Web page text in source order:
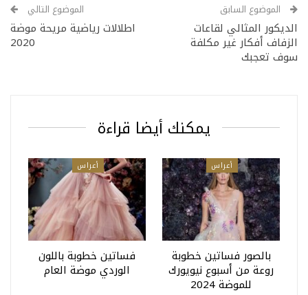
الموضوع السابق
الديكور المثالي لقاعات
الزفاف أفكار غير مكلفة
سوف تعجبك
الموضوع التالي
اطلالات رياضية مريحة موضة
2020
يمكنك أيضا قراءة
أعراس
بالصور فساتين خطوبة
روعة من أسبوع نيويورك
للموضة 2024
أعراس
فساتين خطوبة باللون
الوردي موضة العام